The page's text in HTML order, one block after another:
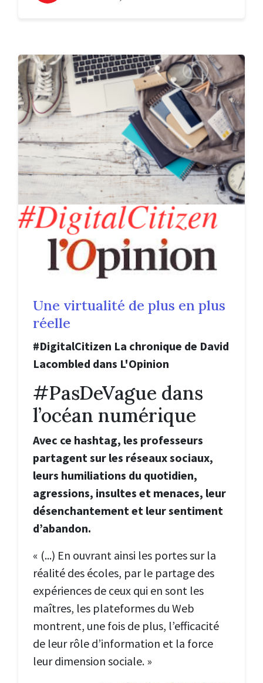
Une virtualité de plus en plus
réelle
#DigitalCitizen La chronique de David
Lacombled dans L'Opinion
#PasDeVague dans
l’océan numérique
Avec ce hashtag, les professeurs
partagent sur les réseaux sociaux,
leurs humiliations du quotidien,
agressions, insultes et menaces, leur
désenchantement et leur sentiment
d’abandon.
« (...) En ouvrant ainsi les portes sur la
réalité des écoles, par le partage des
expériences de ceux qui en sont les
maîtres, les plateformes du Web
montrent, une fois de plus, l’efficacité
de leur rôle d’information et la force
leur dimension sociale. »